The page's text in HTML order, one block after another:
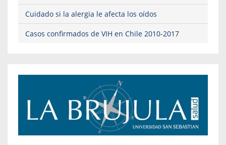
Cuidado si la alergia le afecta los oídos
Casos confirmados de VIH en Chile 2010-2017